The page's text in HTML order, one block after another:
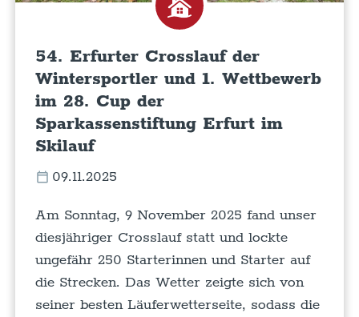
54. Erfurter Crosslauf der
Wintersportler und 1. Wettbewerb
im 28. Cup der
Sparkassenstiftung Erfurt im
Skilauf
09.11.2025
Am Sonntag, 9 November 2025 fand unser
diesjähriger Crosslauf statt und lockte
ungefähr 250 Starterinnen und Starter auf
die Strecken. Das Wetter zeigte sich von
seiner besten Läuferwetterseite, sodass die